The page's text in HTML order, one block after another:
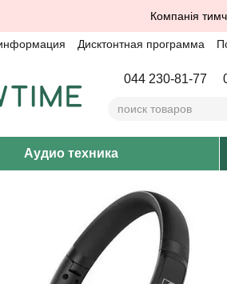
Компанія
Дисктонтная программа
044 230-81-77
Аудио техника